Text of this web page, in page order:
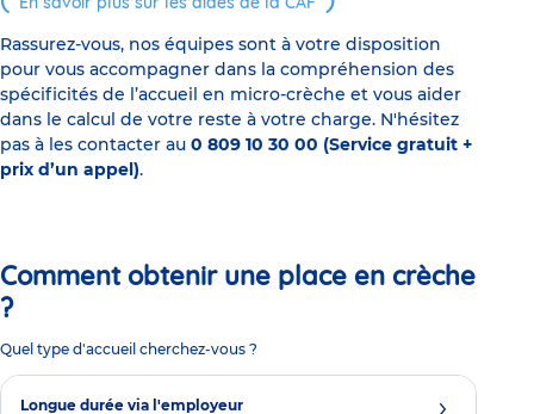
Rassurez-vous, nos équipes sont à votre disposition
pour vous accompagner dans la compréhension des
spécificités de l’accueil en micro-crèche et vous aider
dans le calcul de votre reste à votre charge. N'hésitez
pas à les contacter au 0 809 10 30 00 (Service gratuit +
prix d’un appel).
Comment obtenir une place en crèche
?
Quel type d'accueil cherchez-vous ?
Longue durée via l'employeur